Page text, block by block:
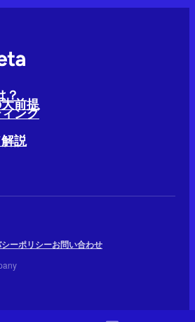
？前提
ング
説
ーポリシーお問い合わせ